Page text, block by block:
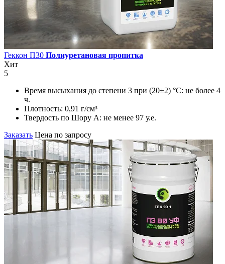
Геккон П30 Полиуретановая пропитка
Хит
5
Время высыхания до степени 3 при (20±2) °С: не более 4
ч.
Плотность: 0,91 г/см³
Твердость по Шору А: не менее 97 у.е.
Заказать Цена по запросу